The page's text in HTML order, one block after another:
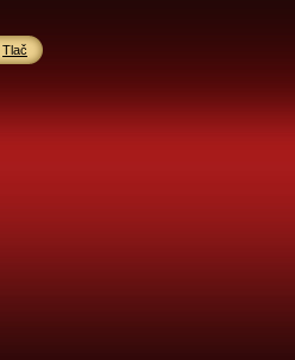
Tlač